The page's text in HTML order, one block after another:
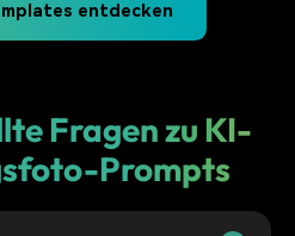
entdecken
Fragen zu KI-
Prompts